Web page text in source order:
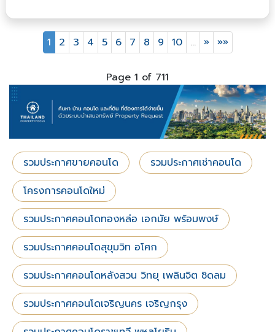
1 2 3 4 5 6 7 8 9 10 … » »»
Page 1 of 711
รวมประกาศขายคอนโด
รวมประกาศเช่าคอนโด
โครงการคอนโดใหม่
รวมประกาศคอนโดทองหล่อ เอกมัย พร้อมพงษ์
รวมประกาศคอนโดสุขุมวิท อโศก
รวมประกาศคอนโดหลังสวน วิทยุ เพลินจิต ชิดลม
รวมประกาศคอนโดเจริญนคร เจริญกรุง